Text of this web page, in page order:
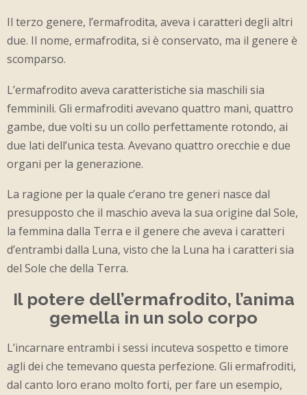
Il terzo genere, l’ermafrodita, aveva i caratteri degli altri
due. Il nome, ermafrodita, si è conservato, ma il genere è
scomparso.
L’ermafrodito aveva caratteristiche sia maschili sia
femminili. Gli ermafroditi avevano quattro mani, quattro
gambe, due volti su un collo perfettamente rotondo, ai
due lati dell’unica testa. Avevano quattro orecchie e due
organi per la generazione.
La ragione per la quale c’erano tre generi nasce dal
presupposto che il maschio aveva la sua origine dal Sole,
la femmina dalla Terra e il genere che aveva i caratteri
d’entrambi dalla Luna, visto che la Luna ha i caratteri sia
del Sole che della Terra.
Il potere dell’ermafrodito, l’anima
gemella in un solo corpo
L’incarnare entrambi i sessi incuteva sospetto e timore
agli dei che temevano questa perfezione. Gli ermafroditi,
dal canto loro erano molto forti, per fare un esempio,